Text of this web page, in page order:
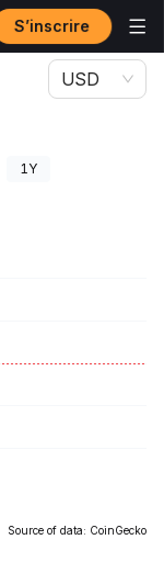
S’inscrire
USD
1Y
Source of data: CoinGecko